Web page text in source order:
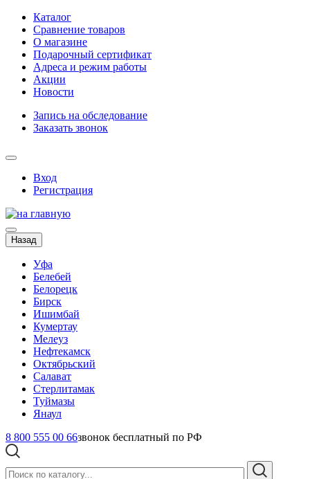
Каталог
Сравнение товаров
О магазине
Подарочный сертификат
Адреса и режим работы
Акции
Новости
Запись на обследование
Заказать звонок
Вход
Регистрация
Назад
Уфа
Белебей
Белорецк
Бирск
Ишимбай
Кумертау
Мелеуз
Нефтекамск
Октябрьский
Салават
Стерлитамак
Туймазы
Янаул
8 800 555 00 66звонок бесплатный по РФ